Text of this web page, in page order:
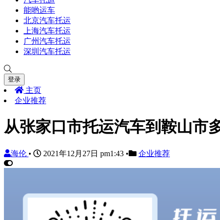
能哟运车
北京汽车托运
上海汽车托运
广州汽车托运
深圳汽车托运
登录
主页
企业推荐
从张家口市托运汽车到鞍山市
海伦 • 2021年12月27日 pm1:43 • 企业推荐